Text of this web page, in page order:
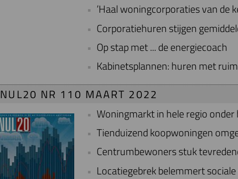
’Haal woningcorporaties van de
Corporatiehuren stijgen
Op stap met ... de energiecoach
Kabinetsplannen: huren met
NUL20 NR 110 MAART 2022
Woningmarkt in hele regio
Tienduizend koopwoningen
Centrumbewoners stuk
Locatiegebrek belemmert